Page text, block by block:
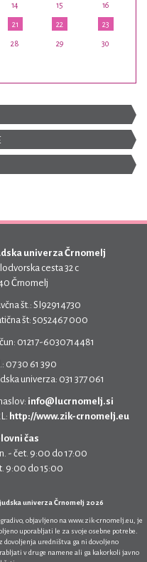
14 15 16
21 22 23
28 29 30
univerza Črnomelj
cesta 32 c
Črnomelj
št.: SI92914730
št: 5052467 000
01217-6030714481
07 30 61 390
univerza: 031 377 061
info@lucrnomelj.si
http://www.zik-crnomelj.eu
čas
- čet. 9:00 do 17:00
9:00 do 15:00
univerza Črnomelj 2026
gradivo, objavljeno na www.zik-crnomelj.eu , je
uporabljati le za svoje osebne potrebe.
dovoljenja uredništva ga ni dovoljeno
v druge namene ali ga kakorkoli javno